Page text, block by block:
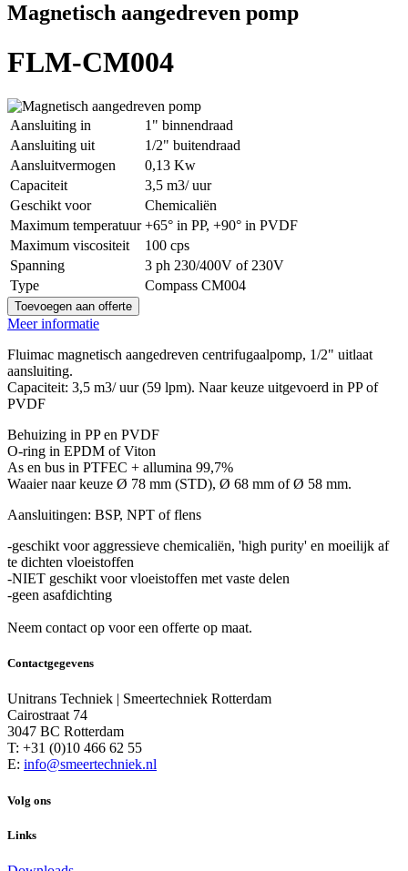
Magnetisch aangedreven pomp
FLM-CM004
Aansluiting in
1" binnendraad
Aansluiting uit
1/2" buitendraad
Aansluitvermogen
0,13 Kw
Capaciteit
3,5 m3/ uur
Geschikt voor
Chemicaliën
Maximum temperatuur +65° in PP, +90° in PVDF
Maximum viscositeit
100 cps
Spanning
3 ph 230/400V of 230V
Type
Compass CM004
Toevoegen aan offerte
Meer informatie
Fluimac magnetisch aangedreven centrifugaalpomp, 1/2" uitlaat
aansluiting.
Capaciteit: 3,5 m3/ uur (59 lpm). Naar keuze uitgevoerd in PP of
PVDF
Behuizing in PP en PVDF
O-ring in EPDM of Viton
As en bus in PTFEC + allumina 99,7%
Waaier naar keuze Ø 78 mm (STD), Ø 68 mm of Ø 58 mm.
Aansluitingen: BSP, NPT of flens
-geschikt voor aggressieve chemicaliën, 'high purity' en moeilijk af
te dichten vloeistoffen
-NIET geschikt voor vloeistoffen met vaste delen
-geen asafdichting
Neem contact op voor een offerte op maat.
Contactgegevens
Unitrans Techniek | Smeertechniek Rotterdam
Cairostraat 74
3047 BC Rotterdam
T: +31 (0)10 466 62 55
E: info@smeertechniek.nl
Volg ons
Links